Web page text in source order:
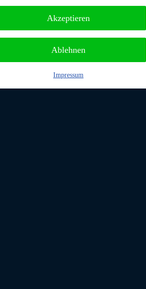
Akzeptieren
Ablehnen
Impressum